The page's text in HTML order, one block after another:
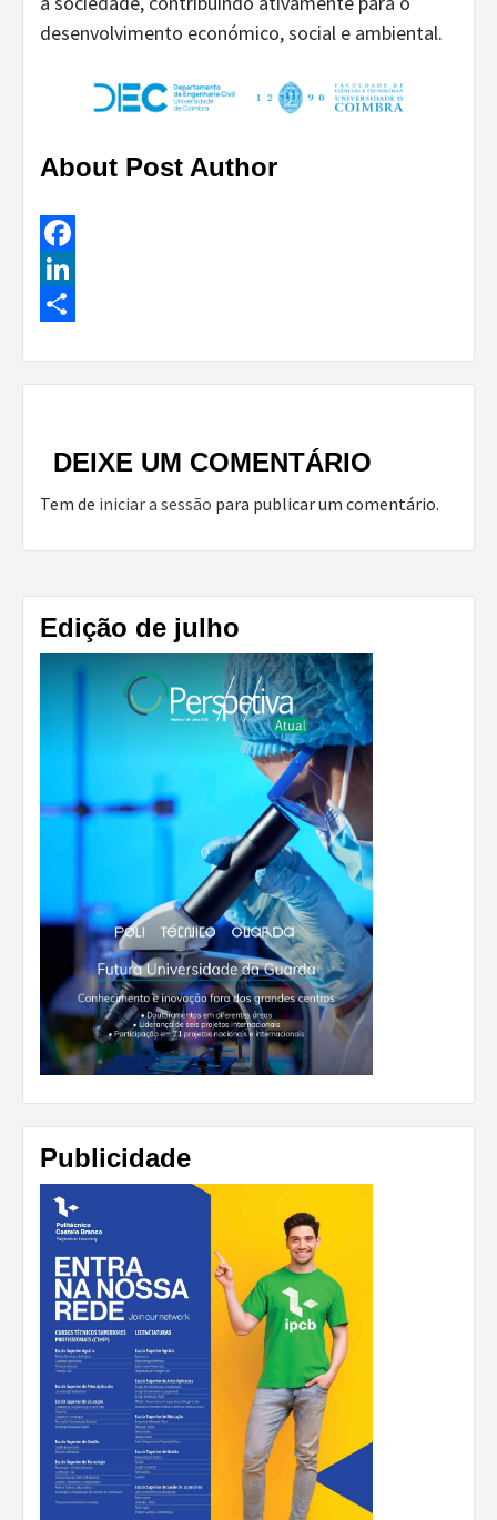
desenvolvimento económico, social e ambiental.
About Post Author
Facebook
LinkedIn
Reading
DEIXE UM COMENTÁRIO
Tem de iniciar a sessão para publicar um comentário.
Edição de julho
Publicidade